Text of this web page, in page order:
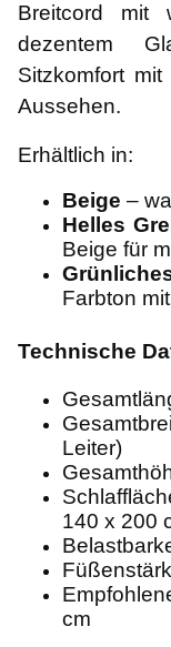
Breitcord mit
dezentem
Sitzkomfort
Aussehen.
Erhältlich in:
Beige –
Helles
Beige für
Farbton
Technische
Leiter)
140 x 200
cm